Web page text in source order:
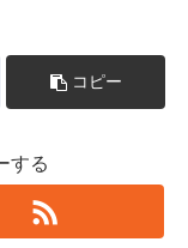
コピー
する